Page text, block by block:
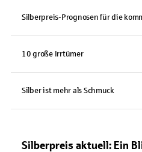
Silberpreis-Prognosen für die
10 große Irrtümer
Silber ist mehr als Schmuck
Silberpreis aktuell: Ein